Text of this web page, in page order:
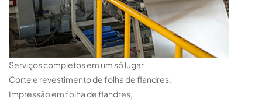
Serviços completos em um só lugar
Corte e revestimento de folha de flandres,
Impressão em folha de flandres,